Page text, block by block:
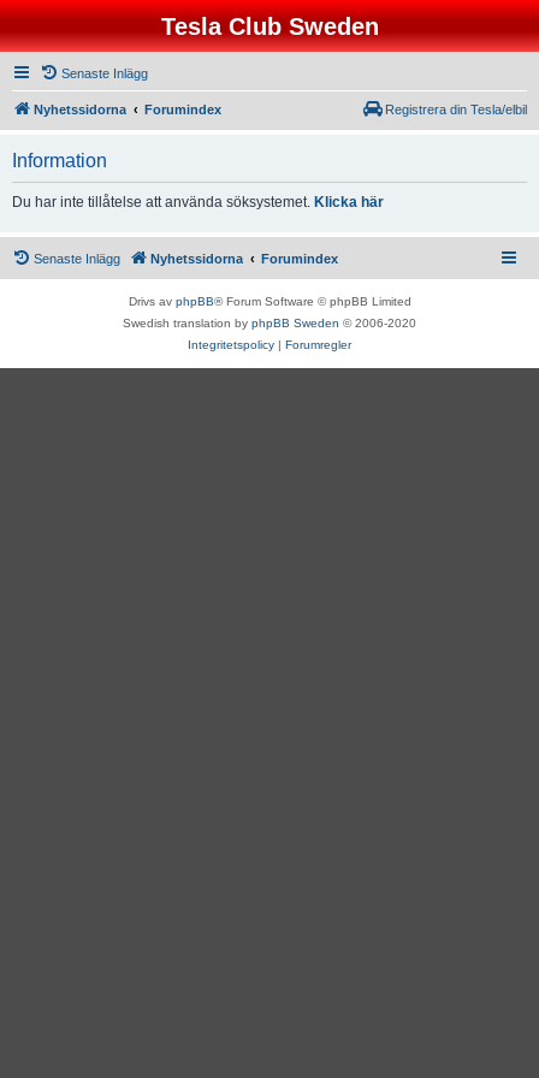
Tesla Club Sweden
Senaste Inlägg
Nyhetssidorna Forumindex Registrera din Tesla/elbil
Information
Du har inte tillåtelse att använda söksystemet. Klicka här
Senaste Inlägg Nyhetssidorna Forumindex
Drivs av phpBB® Forum Software © phpBB Limited
Swedish translation by phpBB Sweden © 2006-2020
Integritetspolicy | Forumregler